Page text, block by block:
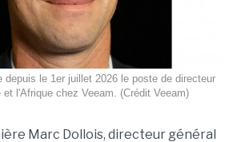
depuis le 1er juillet 2026 le poste de directeur
et l'Afrique chez Veeam. (Crédit Veeam)
Marc Dollois, directeur général